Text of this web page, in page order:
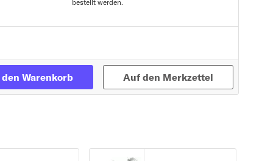
bestellt werden.
Zur Detailseite
den Warenkorb Auf den Merkzettel